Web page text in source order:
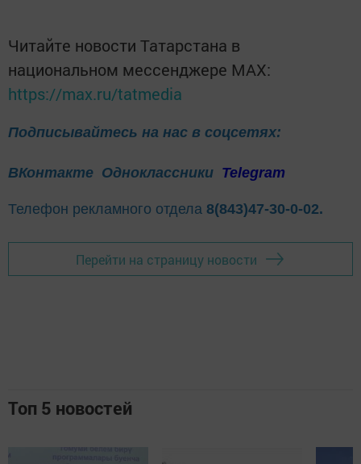
Читайте новости Татарстана в
национальном мессенджере MАХ:
https://max.ru/tatmedia
Подписывайтесь на нас в соцсетях:
ВКонтакте Одноклассники Telegram
Телефон рекламного отдела 8(843)47-30-0-02.
Перейти на страницу новости
Топ 5 новостей